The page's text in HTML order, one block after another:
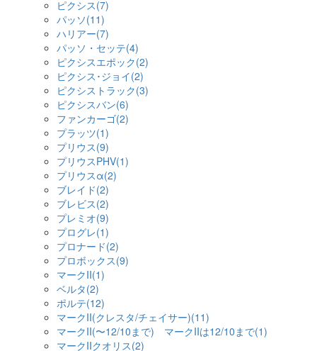
ピクシス(7)
パッソ(11)
ハリアー(7)
パッソ・セッテ(4)
ピクシスエポック(2)
ピクシス･ジョイ(2)
ピクシストラック(3)
ピクシスバン(6)
ファンカーゴ(2)
プラッツ(1)
プリウス(9)
プリウスPHV(1)
プリウスα(2)
ブレイド(2)
ブレビス(2)
プレミオ(9)
プログレ(1)
プロナード(2)
プロボックス(9)
マークII(1)
ベルタ(2)
ポルテ(12)
マークII(クレスタ/チェイサー)(11)
マークII(〜12/10まで) マークIIは12/10まで(1)
マークIIクオリス(2)